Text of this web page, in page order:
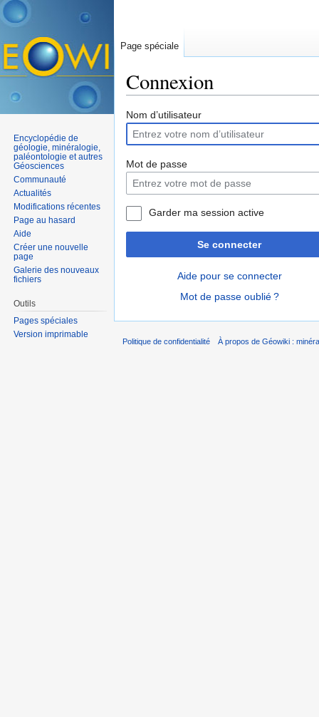
Connexion
Nom d’utilisateur
Mot de passe
Garder ma session active
Se connecter
Aide pour se connecter
Mot de passe oublié ?
Page spéciale
Encyclopédie de
géologie, minéralogie,
paléontologie et autres
Géosciences
Communauté
Actualités
Modifications récentes
Page au hasard
Aide
Créer une nouvelle
page
Galerie des nouveaux
fichiers
Outils
Pages spéciales
Version imprimable
Politique de confidentialité À propos de Géowiki :